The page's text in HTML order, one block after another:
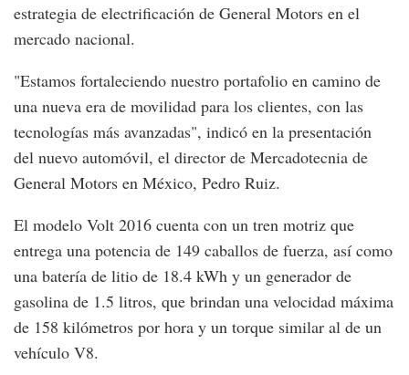
estrategia de electrificación de General Motors en el
mercado nacional.
"Estamos fortaleciendo nuestro portafolio en camino de
una nueva era de movilidad para los clientes, con las
tecnologías más avanzadas", indicó en la presentación
del nuevo automóvil, el director de Mercadotecnia de
General Motors en México, Pedro Ruiz.
El modelo Volt 2016 cuenta con un tren motriz que
entrega una potencia de 149 caballos de fuerza, así como
una batería de litio de 18.4 kWh y un generador de
gasolina de 1.5 litros, que brindan una velocidad máxima
de 158 kilómetros por hora y un torque similar al de un
vehículo V8.